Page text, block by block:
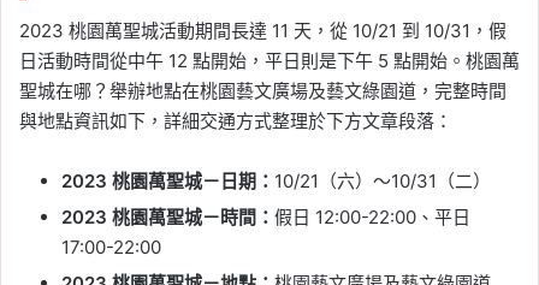
2023 桃園萬聖城活動期間長達 11 天，從 10/21 到 10/31，假
日活動時間從中午 12 點開始，平日則是下午 5 點開始。桃園萬
聖城在哪？舉辦地點在桃園藝文廣場及藝文綠園道，完整時間
與地點資訊如下，詳細交通方式整理於下方文章段落：
2023 桃園萬聖城－日期： 10/21（六）～10/31（二）
2023 桃園萬聖城－時間： 假日 12:00-22:00、平日
17:00-22:00